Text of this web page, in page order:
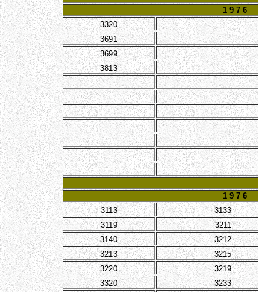
1 9 7 6
3320
3691
3699
3813
1 9 7 6
3113
3133
3119
3211
3140
3212
3213
3215
3220
3219
3320
3233